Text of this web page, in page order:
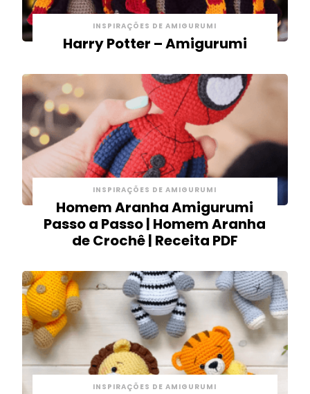
INSPIRAÇÕES DE AMIGURUMI
Harry Potter – Amigurumi
INSPIRAÇÕES DE AMIGURUMI
Homem Aranha Amigurumi
Passo a Passo | Homem Aranha
de Crochê | Receita PDF
INSPIRAÇÕES DE AMIGURUMI